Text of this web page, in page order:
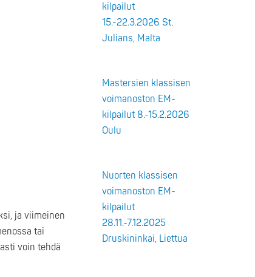
ja viimeinen
tai
voin tehdä
kilpailut
15.-22.3.2026 St.
Julians, Malta
Mastersien klassisen
voimanoston EM-
kilpailut 8.-15.2.2026
Oulu
Nuorten klassisen
voimanoston EM-
kilpailut
28.11.-7.12.2025
Druskininkai, Liettua